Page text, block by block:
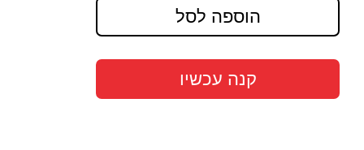
הוספה לסל
קנה עכשיו